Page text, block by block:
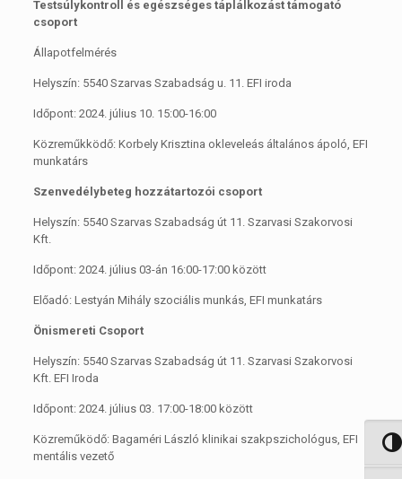
Testsúlykontroll és egészséges táplálkozást támogató
csoport
Állapotfelmérés
Helyszín: 5540 Szarvas Szabadság u. 11. EFI iroda
Időpont: 2024. július 10. 15:00-16:00
Közreműkködő: Korbely Krisztina okleveleás általános ápoló, EFI
munkatárs
Szenvedélybeteg hozzátartozói csoport
Helyszín: 5540 Szarvas Szabadság út 11. Szarvasi Szakorvosi
Kft.
Időpont: 2024. július 03-án 16:00-17:00 között
Előadó: Lestyán Mihály szociális munkás, EFI munkatárs
Önismereti Csoport
Helyszín: 5540 Szarvas Szabadság út 11. Szarvasi Szakorvosi
Kft. EFI Iroda
Időpont: 2024. július 03. 17:00-18:00 között
Közreműködő: Bagaméri László klinikai szakpszichológus, EFI
mentális vezető